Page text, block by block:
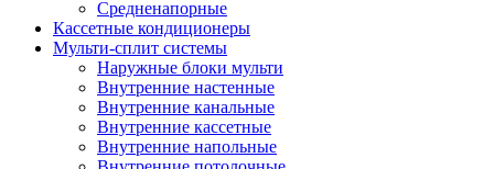
Средненапорные
Кассетные кондиционеры
Мульти-сплит системы
Наружные блоки мульти
Внутренние настенные
Внутренние канальные
Внутренние кассетные
Внутренние напольные